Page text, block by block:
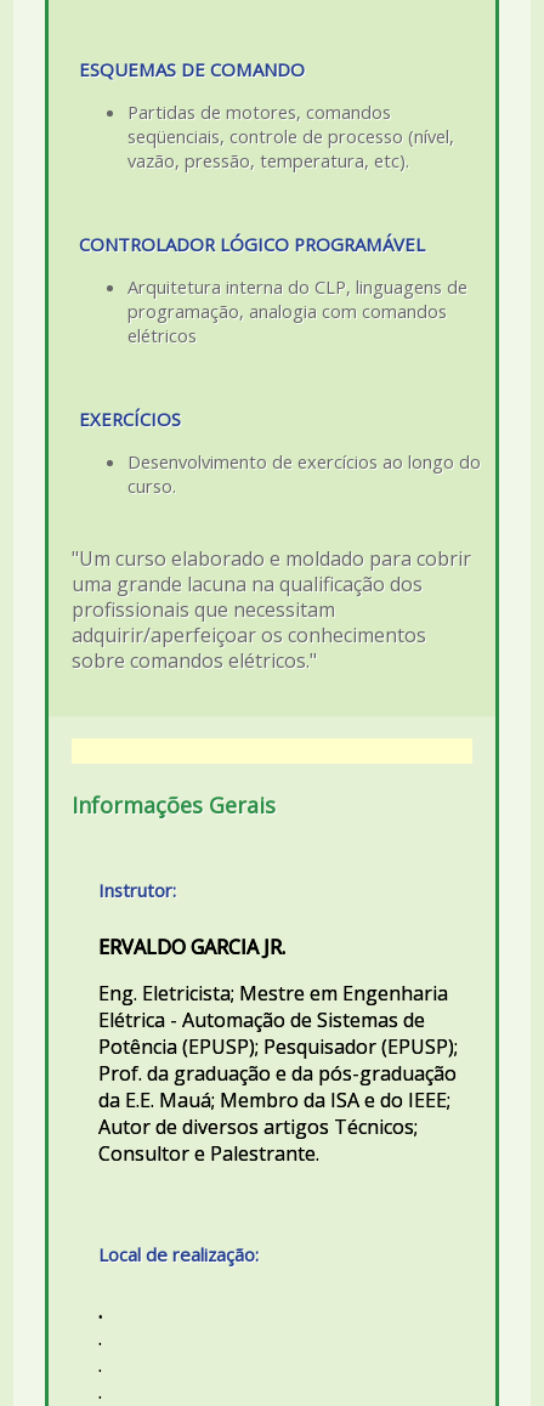
ESQUEMAS DE COMANDO
Partidas de motores, comandos
seqüenciais, controle de processo (nível,
vazão, pressão, temperatura, etc).
CONTROLADOR LÓGICO PROGRAMÁVEL
Arquitetura interna do CLP, linguagens de
programação, analogia com comandos
elétricos
EXERCÍCIOS
Desenvolvimento de exercícios ao longo do
curso.
"Um curso elaborado e moldado para cobrir
uma grande lacuna na qualificação dos
profissionais que necessitam
adquirir/aperfeiçoar os conhecimentos
sobre comandos elétricos."
Informações Gerais
Instrutor:
ERVALDO GARCIA JR.
Eng. Eletricista; Mestre em Engenharia
Elétrica - Automação de Sistemas de
Potência (EPUSP); Pesquisador (EPUSP);
Prof. da graduação e da pós-graduação
da E.E. Mauá; Membro da ISA e do IEEE;
Autor de diversos artigos Técnicos;
Consultor e Palestrante.
Local de realização:
.
.
.
.